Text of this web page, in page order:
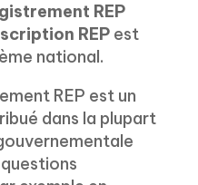
REP
REPest
national.
REP est un
dans la plupart